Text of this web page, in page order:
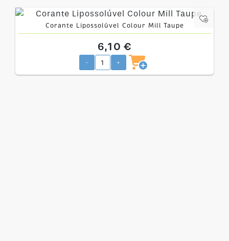
Corante Lipossolúvel Colour Mill Taupe
6,10 €
- +